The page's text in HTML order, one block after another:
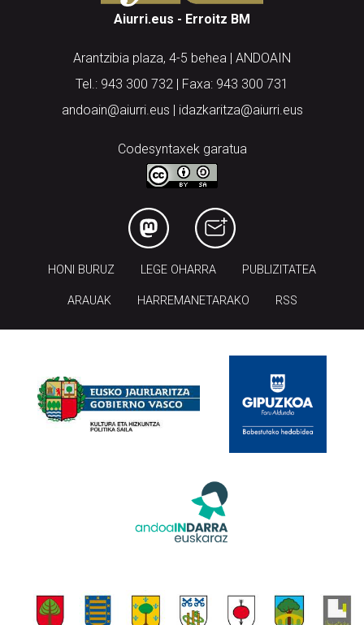
Aiurri.eus - Erroitz BM
Arantzibia plaza, 4-5 behea | ANDOAIN
Tel.: 943 300 732 | Faxa: 943 300 731
andoain@aiurri.eus | idazkaritza@aiurri.eus
Codesyntaxek garatua
HONI BURUZ LEGE OHARRA PUBLIZITATEA
ARAUAK HARREMANETARAKO RSS